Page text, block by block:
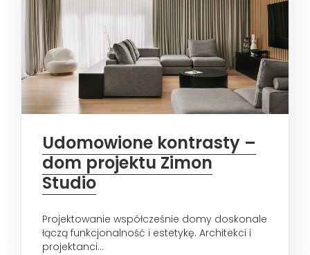
Udomowione kontrasty –
dom projektu Zimon
Studio
Projektowanie współcześnie domy doskonale
łączą funkcjonalność i estetykę. Architekci i
projektanci...